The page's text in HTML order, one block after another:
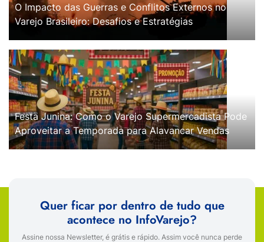
O Impacto das Guerras e Conflitos Externos no
Varejo Brasileiro: Desafios e Estratégias
Festa Junina: Como o Varejo Supermercadista Pode
Aproveitar a Temporada para Alavancar Vendas
Quer ficar por dentro de tudo que
acontece no InfoVarejo?
Assine nossa Newsletter, é grátis e rápido. Assim você nunca perde